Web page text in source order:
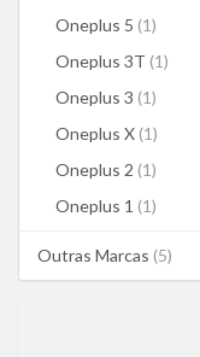
Oneplus 5 (1)
Oneplus 3T (1)
Oneplus 3 (1)
Oneplus X (1)
Oneplus 2 (1)
Oneplus 1 (1)
Outras Marcas (5)